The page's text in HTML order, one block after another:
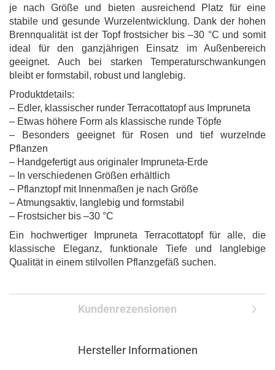
je nach Größe und bieten ausreichend Platz für eine
stabile und gesunde Wurzelentwicklung. Dank der hohen
Brennqualität ist der Topf frostsicher bis –30 °C und somit
ideal für den ganzjährigen Einsatz im Außenbereich
geeignet. Auch bei starken Temperaturschwankungen
bleibt er formstabil, robust und langlebig.
Produktdetails:
– Edler, klassischer runder Terracottatopf aus Impruneta
– Etwas höhere Form als klassische runde Töpfe
– Besonders geeignet für Rosen und tief wurzelnde
Pflanzen
– Handgefertigt aus originaler Impruneta-Erde
– In verschiedenen Größen erhältlich
– Pflanztopf mit Innenmaßen je nach Größe
– Atmungsaktiv, langlebig und formstabil
– Frostsicher bis –30 °C
Ein hochwertiger Impruneta Terracottatopf für alle, die
klassische Eleganz, funktionale Tiefe und langlebige
Qualität in einem stilvollen Pflanzgefäß suchen.
Kundenrezensionen
Hersteller Informationen